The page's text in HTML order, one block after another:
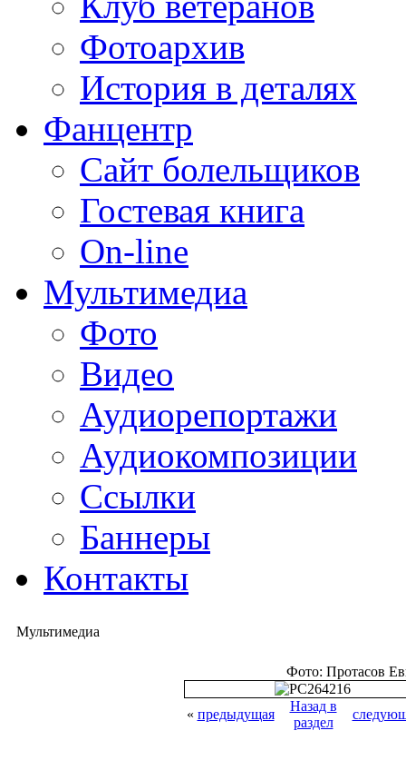
Фотоархив
История в деталях
Фанцентр
Сайт болельщиков
Гостевая книга
On-line
Мультимедиа
Фото
Видео
Аудиорепортажи
Аудиокомпозиции
Ссылки
Баннеры
Контакты
Мультимедиа
Фото: Протасов
« предыдущая
Назад в
раздел